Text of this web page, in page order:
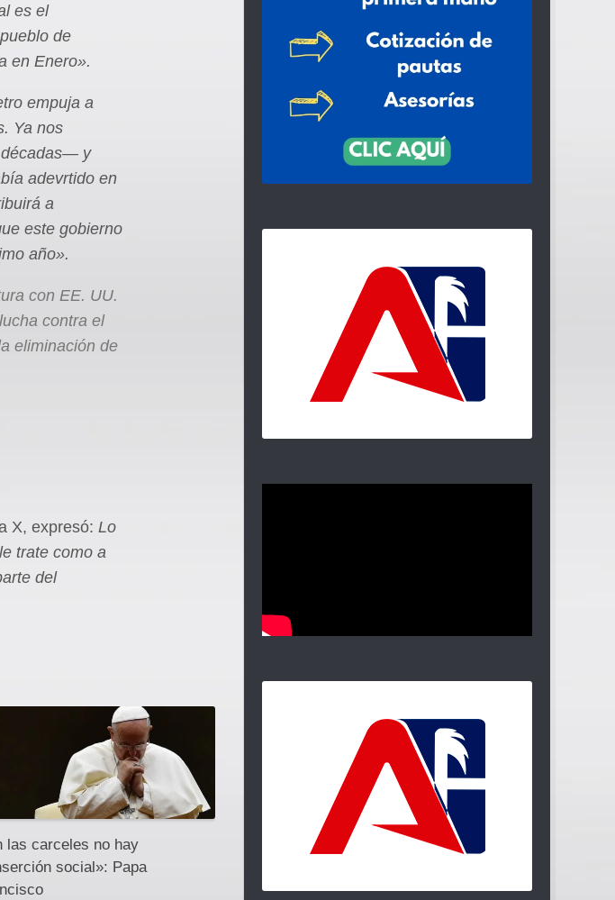
es el
de
en Enero».
empuja a
Ya nos
décadas— y
adevrtido en
a
este gobierno
año».
con EE. UU.
contra el
eliminación de
X, expresó: Lo
trate como a
del
las carceles no hay
social»: Papa